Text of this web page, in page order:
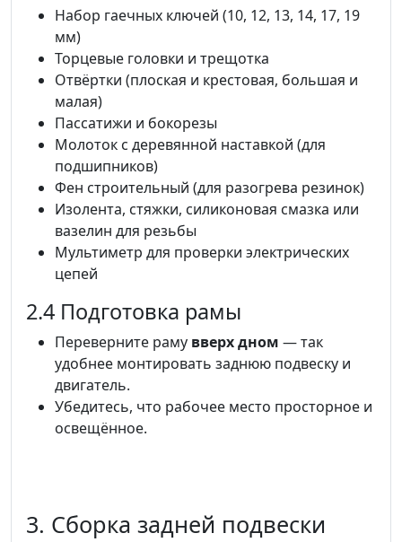
Набор гаечных ключей (10, 12, 13, 14, 17, 19
мм)
Торцевые головки и трещотка
Отвёртки (плоская и крестовая, большая и
малая)
Пассатижи и бокорезы
Молоток с деревянной наставкой (для
подшипников)
Фен строительный (для разогрева резинок)
Изолента, стяжки, силиконовая смазка или
вазелин для резьбы
Мультиметр для проверки электрических
цепей
2.4 Подготовка рамы
Переверните раму вверх дном — так
удобнее монтировать заднюю подвеску и
двигатель.
Убедитесь, что рабочее место просторное и
освещённое.
3. Сборка задней подвески